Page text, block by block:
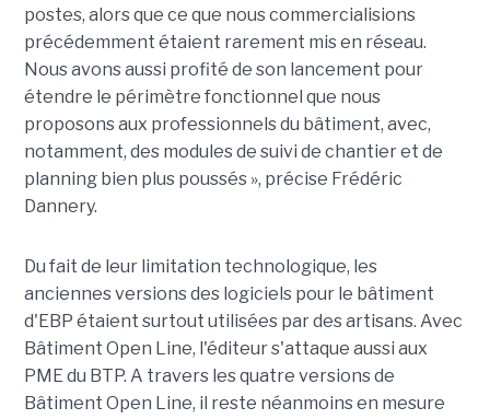
postes, alors que ce que nous commercialisions
précédemment étaient rarement mis en réseau.
Nous avons aussi profité de son lancement pour
étendre le périmètre fonctionnel que nous
proposons aux professionnels du bâtiment, avec,
notamment, des modules de suivi de chantier et de
planning bien plus poussés », précise Frédéric
Dannery.
Du fait de leur limitation technologique, les
anciennes versions des logiciels pour le bâtiment
d'EBP étaient surtout utilisées par des artisans. Avec
Bâtiment Open Line, l'éditeur s'attaque aussi aux
PME du BTP. A travers les quatre versions de
Bâtiment Open Line, il reste néanmoins en mesure